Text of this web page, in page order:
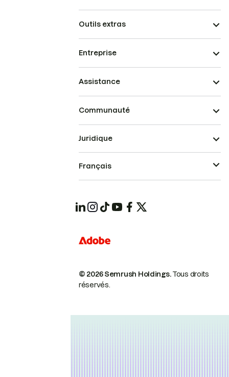
Outils extras
Entreprise
Assistance
Communauté
© 2026 Semrush Holdings.Tous droits
réservés.
Juridique
Français